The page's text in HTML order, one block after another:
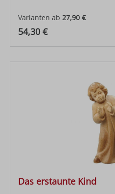
Varianten ab 27,90 €
Regulärer Preis:
54,30 €
Das erstaunte Kind